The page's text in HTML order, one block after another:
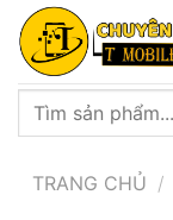
Skip
content
Tìm
TRANG CHỦ /